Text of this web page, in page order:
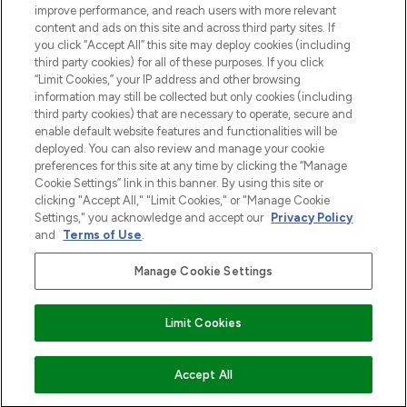
VOEG TOE AAN WINKELMANDJE
Information
HELP & INFORMATIE
BEDRIJFSINFORMATIE
OVER LOOKFANTASTIC
2026 THG Beauty Europe GmbH Maximilianstrasse 54 80538 Munich
Betaal veilig met
improve performance, and reach users with more relevant
content and ads on this site and across third party sites. If
you click “Accept All” this site may deploy cookies (including
third party cookies) for all of these purposes. If you click
“Limit Cookies,” your IP address and other browsing
information may still be collected but only cookies (including
third party cookies) that are necessary to operate, secure and
enable default website features and functionalities will be
deployed. You can also review and manage your cookie
preferences for this site at any time by clicking the “Manage
Cookie Settings” link in this banner. By using this site or
clicking "Accept All," "Limit Cookies," or "Manage Cookie
Settings," you acknowledge and accept our Privacy Policy
and
Terms of Use.
Manage Cookie Settings
Limit Cookies
Accept All